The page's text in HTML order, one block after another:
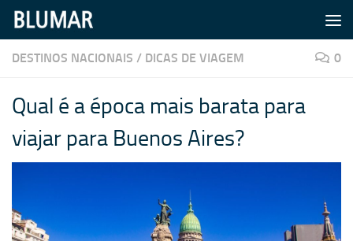
Skip to content
DESTINOS NACIONAIS / DICAS DE VIAGEM 0
Qual é a época mais barata para
viajar para Buenos Aires?